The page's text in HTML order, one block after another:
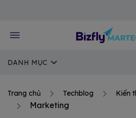
DANH MỤC
Trang chủ Techblog Kiến
Marketing